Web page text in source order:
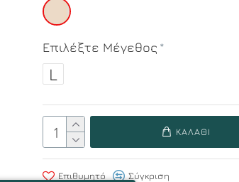
Επιλέξτε Μέγεθος
L
ΚΑΛΆΘΙ
Επιθυμητό Σύγκριση